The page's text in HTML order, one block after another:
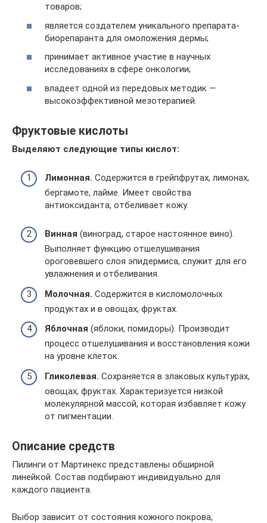
товаров;
является создателем уникального препарата-
биорепаранта для омоложения дермы;
принимает активное участие в научных
исследованиях в сфере онкологии;
владеет одной из передовых методик —
высокоэффективной мезотерапией.
Фруктовые кислоты
Выделяют следующие типы кислот:
Лимонная. Содержится в грейпфрутах, лимонах,
бергамоте, лайме. Имеет свойства
антиоксиданта, отбеливает кожу.
Винная (виноград, старое настоянное вино).
Выполняет функцию отшелушивания
ороговевшего слоя эпидермиса, служит для его
увлажнения и отбеливания.
Молочная. Содержится в кисломолочных
продуктах и в овощах, фруктах.
Яблочная (яблоки, помидоры). Производит
процесс отшелушивания и восстановления кожи
на уровне клеток.
Гликолевая. Сохраняется в злаковых культурах,
овощах, фруктах. Характеризуется низкой
молекулярной массой, которая избавляет кожу
от пигментации.
Описание средств
Пилинги от Мартинекс представлены обширной
линейкой. Состав подбирают индивидуально для
каждого пациента.
Выбор зависит от состояния кожного покрова,